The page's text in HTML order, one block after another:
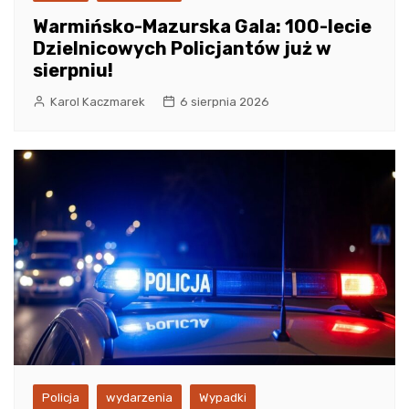
Warmińsko-Mazurska Gala: 100-lecie
Dzielnicowych Policjantów już w
sierpniu!
Karol Kaczmarek 6 sierpnia 2026
Policja wydarzenia Wypadki